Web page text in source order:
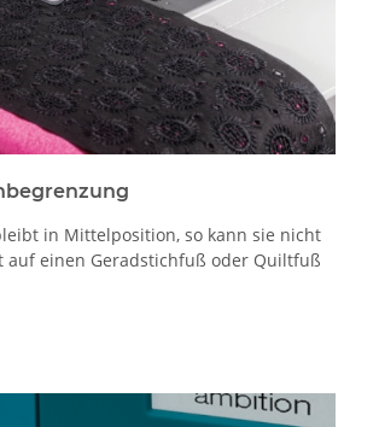
in Mittelposition, so kann sie nicht
auf einen Geradstichfuß oder Quiltfuß